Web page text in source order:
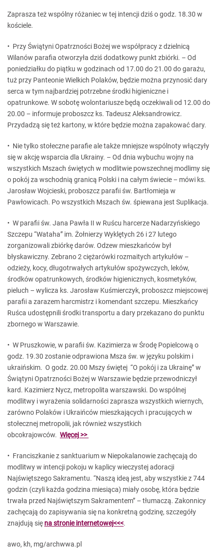
Zaprasza też wspólny różaniec w tej intencji dziś o godz. 18.30 w
kościele.
• Przy Świątyni Opatrzności Bożej we współpracy z dzielnicą
Wilanów parafia otworzyła dziś dodatkowy punkt zbiórki. – Od
poniedziałku do piątku w godzinach od 17.00 do 21.00 do garażu,
tuż przy Panteonie Wielkich Polaków, będzie można przynosić dary
serca w tym najbardziej potrzebne środki higieniczne i
opatrunkowe. W sobotę wolontariusze będą oczekiwali od 12.00 do
20.00 – informuje proboszcz ks. Tadeusz Aleksandrowicz.
Przydadzą się też kartony, w które będzie można zapakować dary.
• Nie tylko stołeczne parafie ale także mniejsze wspólnoty włączyły
się w akcję wsparcia dla Ukrainy. – Od dnia wybuchu wojny na
wszystkich Mszach świętych w modlitwie powszechnej modlimy się
o pokój za wschodnią granicą Polski i na całym świecie – mówi ks.
Jarosław Wojcieski, proboszcz parafii św. Bartłomieja w
Pawłowicach. Po wszystkich Mszach św. śpiewana jest Suplikacja.
• W parafii św. Jana Pawła II w Ruścu harcerze Nadarzyńskiego
Szczepu “Wataha” im. Żołnierzy Wyklętych 26 i 27 lutego
zorganizowali zbiórkę darów. Odzew mieszkańców był
błyskawiczny. Zebrano 2 ciężarówki rozmaitych artykułów –
odzieży, kocy, długotrwałych artykułów spożywczych, leków,
środków opatrunkowych, środków higienicznych, kosmetyków,
pieluch – wylicza ks. Jarosław Kuśmierczyk, proboszcz miejscowej
parafii a zarazem harcmistrz i komendant szczepu. Mieszkańcy
Ruśca udostępnili środki transportu a dary przekazano do punktu
zbornego w Warszawie.
• W Pruszkowie, w parafii św. Kazimierza w Środę Popielcową o
godz. 19.30 zostanie odprawiona Msza św. w języku polskim i
ukraińskim. O godz. 20.00 Mszy świętej “O pokój i za Ukrainę” w
Świątyni Opatrzności Bożej w Warszawie będzie przewodniczył
kard. Kazimierz Nycz, metropolita warszawski. Do wspólnej
modlitwy i wyrażenia solidarności zaprasza wszystkich wiernych,
zarówno Polaków i Ukraińców mieszkających i pracujących w
stołecznej metropolii, jak również wszystkich
obcokrajowców. Więcej >>
• Franciszkanie z sanktuarium w Niepokalanowie zachęcają do
modlitwy w intencji pokoju w kaplicy wieczystej adoracji
Najświętszego Sakramentu. “Naszą ideą jest, aby wszystkie z 744
godzin (czyli każda godzina miesiąca) miały osobę, która będzie
trwała przed Najświętszym Sakramentem” – tłumaczą. Zakonnicy
zachęcają do zapisywania się na konkretną godzinę, szczegóły
znajdują się na stronie internetowej<<<.
awo, kh, mg/archwwa.pl